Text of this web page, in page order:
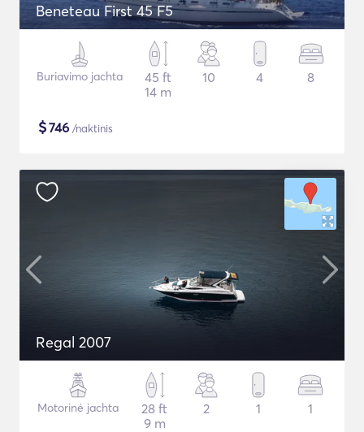
Beneteau First 45 F5
Buriavimo jachta
45 ft
14 m
10 4 8
$746 /naktinis
Regal 2007
Motorinė jachta
28 ft
9 m
2 1 1